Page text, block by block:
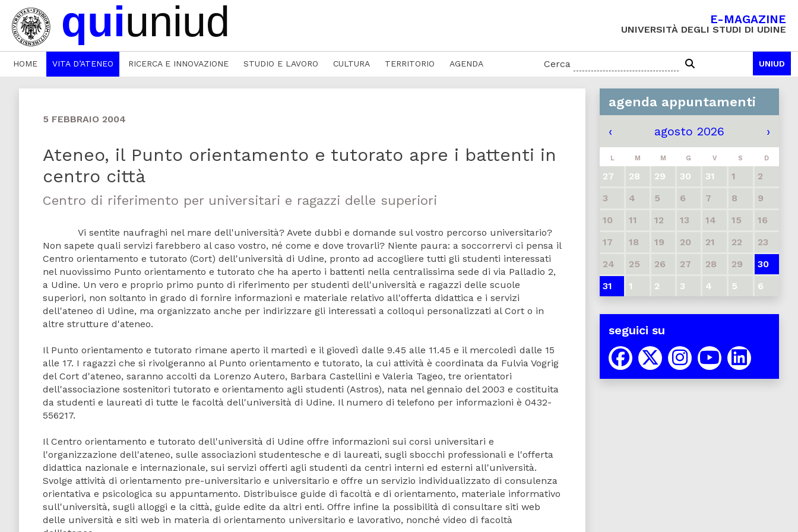
E-MAGAZINE
UNIVERSITÀ DEGLI STUDI DI UDINE
HOME VITA D’ATENEO RICERCA E INNOVAZIONE STUDIO E LAVORO CULTURA TERRITORIO AGENDA Cerca UNIUD
5 FEBBRAIO 2004
Ateneo, il Punto orientamento e tutorato apre i battenti in
centro città
Centro di riferimento per universitari e ragazzi delle superiori
Vi sentite naufraghi nel mare dell'università? Avete dubbi e domande sul vostro percorso universitario?
Non sapete quali servizi farebbero al caso vostro, né come e dove trovarli? Niente paura: a soccorrervi ci pensa il
Centro orientamento e tutorato (Cort) dell'università di Udine, pronto ad accogliere tutti gli studenti interessati
nel nuovissimo Punto orientamento e tutorato che ha aperto i battenti nella centralissima sede di via Palladio 2,
a Udine. Un vero e proprio primo punto di riferimento per studenti dell'università e ragazzi delle scuole
superiori, non soltanto in grado di fornire informazioni e materiale relativo all'offerta didattica e i servizi
dell'ateneo di Udine, ma organizzato anche per indirizzare gli interessati a colloqui personalizzati al Cort o in
altre strutture d'ateneo.
Il Punto orientamento e tutorato rimane aperto il martedì e il giovedì dalle 9.45 alle 11.45 e il mercoledì dalle 15
alle 17. I ragazzi che si rivolgeranno al Punto orientamento e tutorato, la cui attività è coordinata da Fulvia Vogrig
del Cort d'ateneo, saranno accolti da Lorenzo Autero, Barbara Castellini e Valeria Tageo, tre orientatori
dell'associazione sostenitori tutorato e orientamento agli studenti (Astros), nata nel gennaio del 2003 e costituita
da studenti e laureati di tutte le facoltà dell'università di Udine. Il numero di telefono per informazioni è 0432-
556217.
Il Centro orientamento e tutorato dell'università di Udine offre informazioni sui corsi universitari e
l'organizzazione dell'ateneo, sulle associazioni studentesche e di laureati, sugli sbocchi professionali e l'offerta
didattica nazionale e internazionale, sui servizi offerti agli studenti da centri interni ed esterni all'università.
Svolge attività di orientamento pre-universitario e universitario e offre un servizio individualizzato di consulenza
orientativa e psicologica su appuntamento. Distribuisce guide di facoltà e di orientamento, materiale informativo
sull'università, sugli alloggi e la città, guide edite da altri enti. Offre infine la possibilità di consultare siti web
delle università e siti web in materia di orientamento universitario e lavorativo, nonché video di facoltà
agenda appuntamenti
‹ agosto 2026 ›
L M M G V S D
27 28 29 30 31 1
2
3
4 5 6 7 8
9
10
11 12 13 14 15
16
17
18 19 20 21 22
23
24
25 26 27 28 29
30
31
1 2 3 4 5 6
seguici su